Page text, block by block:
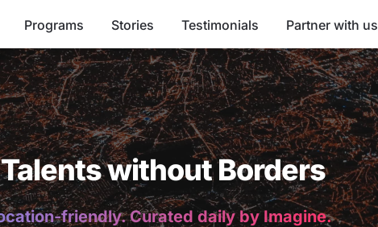
Programs Stories Testimonials Partner with us
without Borders
friendly. Curated daily by Imagine.